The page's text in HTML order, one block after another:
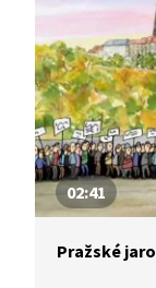
02:41
Pražské jaro